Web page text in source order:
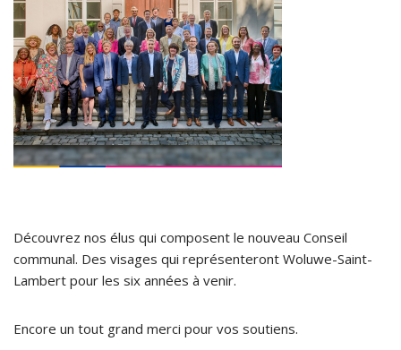
Découvrez nos élus qui composent le nouveau Conseil
communal. Des visages qui représenteront Woluwe-Saint-
Lambert pour les six années à venir.
Encore un tout grand merci pour vos soutiens.